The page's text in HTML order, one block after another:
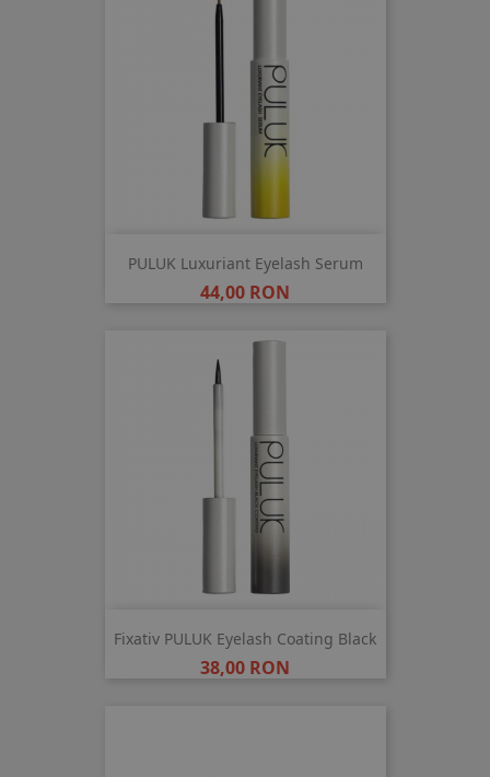
PULUK Luxuriant Eyelash Serum
Pret
44,00 RON
Fixativ PULUK Eyelash Coating Black
Pret
38,00 RON